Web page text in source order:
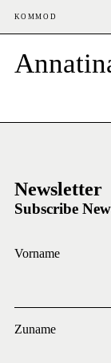
KOMMOD
Newsletter
Subscribe
Vorname
Zuname